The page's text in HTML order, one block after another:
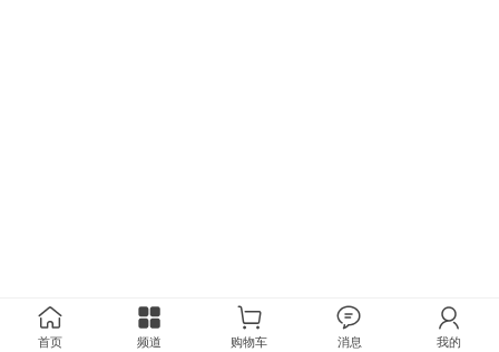
首页 频道 购物车 消息 我的